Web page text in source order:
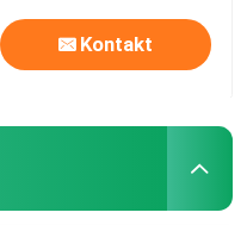
Kontakt